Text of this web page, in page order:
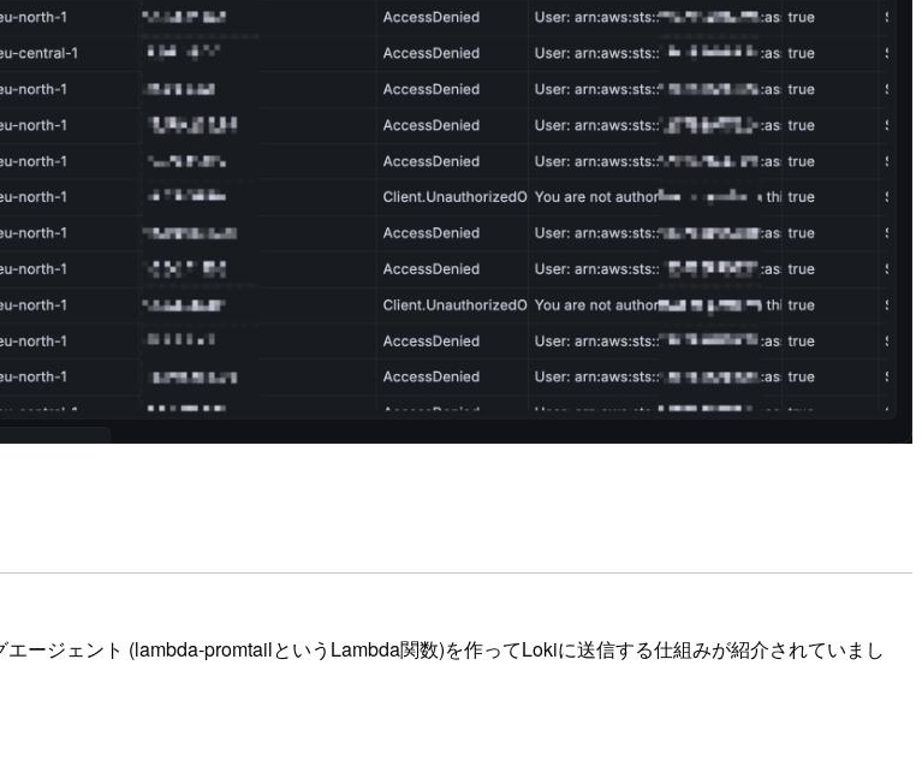
ージェント (lambda-promtailというLambda関数)を作ってLokiに送信する仕組みが紹介されていまし